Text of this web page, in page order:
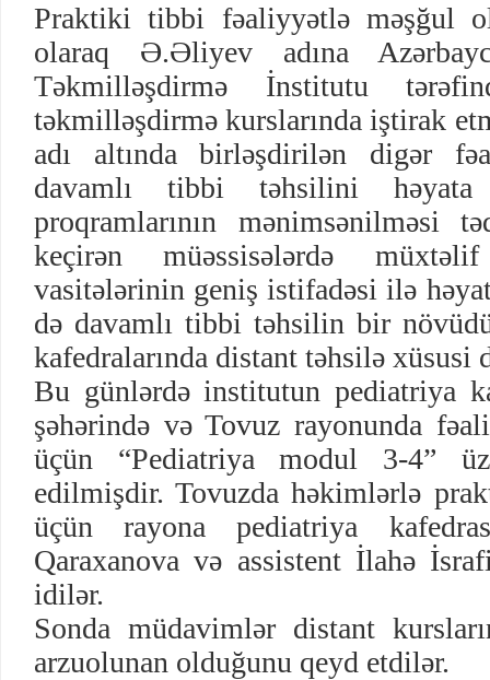
Praktiki tibbi fəaliyyətlə məşğul
olaraq Ə.Əliyev adına
Təkmilləşdirmə İnstitutu
təkmilləşdirmə kurslarında iştirak
adı altında birləşdirilən digər
davamlı tibbi təhsilini
proqramlarının mənimsənilməsi
keçirən müəssisələrdə
vasitələrinin geniş istifadəsi ilə
də davamlı tibbi təhsilin bir
kafedralarında distant təhsilə
Bu günlərdə institutun pediatriya
şəhərində və Tovuz rayonunda
üçün “Pediatriya modul 3-4”
edilmişdir. Tovuzda həkimlərlə
üçün rayona pediatriya
Qaraxanova və assistent İlahə
idilər.
Sonda müdavimlər distant
arzuolunan olduğunu qeyd etdilər.